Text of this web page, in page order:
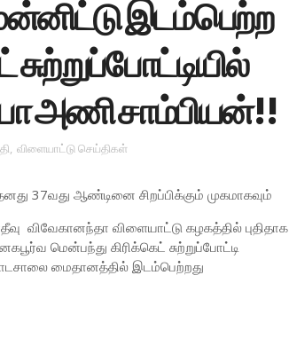
இடம்பெற்ற
அணி சாம்பியன்!!
, விளையாட்டு செய்திகள்
37வது ஆண்டினை சிறப்பிக்கும் முகமாகவும்
விவேகானந்தா விளையாட்டு கழகத்தில் புதிதாக
மென்பந்து கிரிக்கெட் சுற்றுப்போட்டி
மைதானத்தில் இடம்பெற்றது